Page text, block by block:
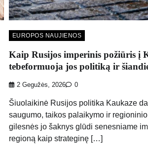
EUROPOS NAUJIENOS
Kaip Rusijos imperinis požiūris į
tebeformuoja jos politiką ir
2 Gegužės, 2026 0
Šiuolaikinė Rusijos politika Kaukaze
saugumo, taikos palaikymo ir
gilesnės jo šaknys glūdi senesniame
regioną kaip strateginę […]